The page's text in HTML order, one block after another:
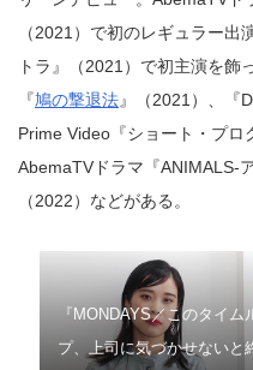
（2021）で初のレギュラー
トラ』（2021）で初主演を飾
『鳩の撃退法』（2021）、『
Prime Video『ショート・プロ
AbemaTVドラマ『ANIMALS-
（2022）などがある。
『MONDAYS／このタイム
プ、上司に気づかせないと